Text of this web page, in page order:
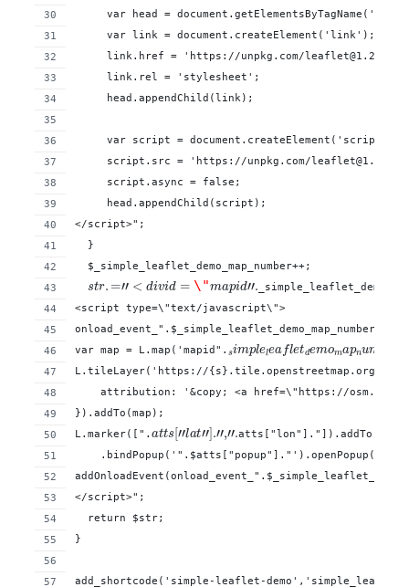
var head =
     var link = document.createElement('link');
link.href = 'https://unpkg.com/leaflet@1.2.0/
     link.rel = 'stylesheet';
     head.appendChild(link);
     var script = document.createElement('script');
script.src = 'https://unpkg.com/leaflet@1.2.0/
     script.async = false;
     head.appendChild(script);
</script>";
  }
  $_simple_leaflet_demo_map_number++;
<script type=\"text/javascript\">
onload_event_".$_simple_leaflet_demo_map_number."
var map = L.map('mapid".
L.tileLayer('https://{s}.tile.openstreetmap.org/
attribution: '&copy; <a href=\"https://
}).addTo(map);
L.marker([".
atts["lon"]."]).addTo(map)
    .bindPopup('".$atts["popup"]."').openPopup();};
</script>";
  return $str;
}
add_shortcode('simple-leaflet-